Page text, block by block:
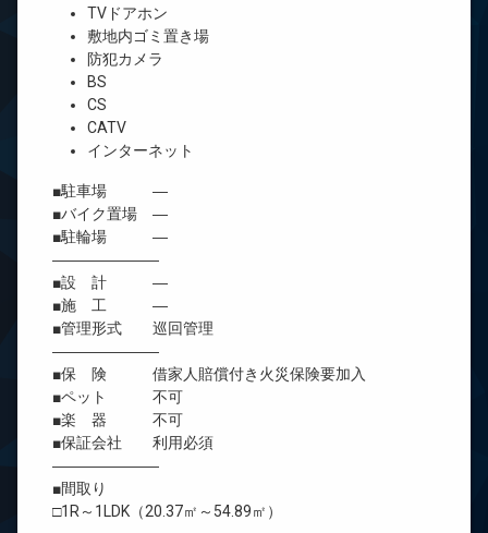
TVドアホン
敷地内ゴミ置き場
防犯カメラ
BS
CS
CATV
インターネット
■駐車場 ―
■バイク置場 ―
■駐輪場 ―
―――――――
■設 計 ―
■施 工 ―
■管理形式 巡回管理
―――――――
■保 険 借家人賠償付き火災保険要加入
■ペット 不可
■楽 器 不可
■保証会社 利用必須
―――――――
■間取り
□1R～1LDK（20.37㎡～54.89㎡）